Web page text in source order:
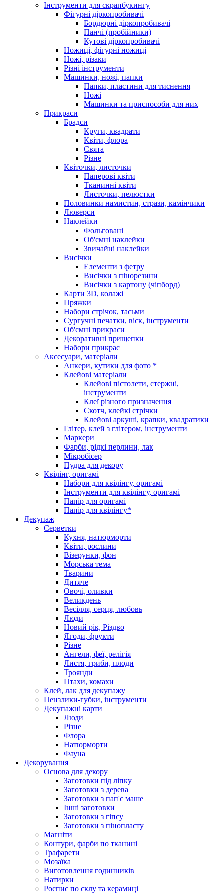
Інструменти для скрапбукингу
Фігурні діркопробивачі
Бордюрні діркопробивачі
Панчі (пробійники)
Кутові діркопробивачі
Ножиці, фігурні ножиці
Ножі, різаки
Різні інструменти
Машинки, ножі, папки
Папки, пластини для тиснення
Ножі
Машинки та приспособи для них
Прикраси
Брадси
Круги, квадрати
Квіти, флора
Свята
Різне
Квіточки, листочки
Паперові квіти
Тканинні квіти
Листочки, пелюстки
Половинки намистин, стрази, камінчики
Люверси
Наклейки
Фольговані
Об'ємні наклейки
Звичайні наклейки
Висічки
Елементи з фетру
Висічки з пінорезини
Висічки з картону (чіпборд)
Карти 3D, колажі
Пряжки
Набори стрічок, тасьми
Сургучні печатки, віск, інструменти
Об'ємні прикраси
Декоративні прищепки
Набори прикрас
Аксесуари, матеріали
Анкери, кутики для фото *
Клейові матеріали
Клейові пістолети, стержні,
інструменти
Клеї різного призначення
Скотч, клейкі стрічки
Клейові аркуші, крапки, квадратики
Глітер, клей з глітером, інструменти
Маркери
Фарби, рідкі перлини, лак
Мікробісер
Пудра для декору
Квілінг, оригамі
Набори для квілінгу, оригамі
Інструменти для квілінгу, оригамі
Папір для оригамі
Папір для квілінгу*
Декупаж
Серветки
Кухня, натюрморти
Квіти, рослини
Візерунки, фон
Морська тема
Тварини
Дитяче
Овочі, оливки
Великдень
Весілля, серця, любовь
Люди
Новий рік, Різдво
Ягоди, фрукти
Різне
Ангели, феї, релігія
Листя, гриби, плоди
Троянди
Птахи, комахи
Клей, лак для декупажу
Пензлики-губки, інструменти
Декупажні карти
Люди
Різне
Флора
Натюрморти
Фауна
Декорування
Основа для декору
Заготовки під ліпку
Заготовки з дерева
Заготовки з пап'є маше
Інші заготовки
Заготовки з гіпсу
Заготовки з пінопласту
Магніти
Контури, фарби по тканині
Трафарети
Мозаїка
Виготовлення годинників
Натирки
Роспис по склу та керамиці